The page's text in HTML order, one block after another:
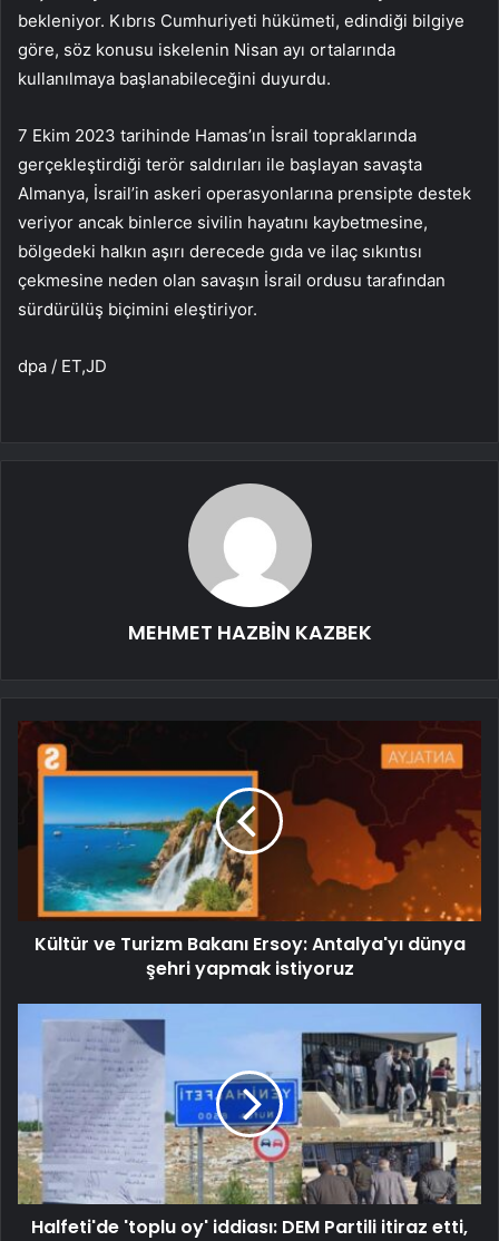
bekleniyor. Kıbrıs Cumhuriyeti hükümeti, edindiği bilgiye
göre, söz konusu iskelenin Nisan ayı ortalarında
kullanılmaya başlanabileceğini duyurdu.
7 Ekim 2023 tarihinde Hamas’ın İsrail topraklarında
gerçekleştirdiği terör saldırıları ile başlayan savaşta
Almanya, İsrail’in askeri operasyonlarına prensipte destek
veriyor ancak binlerce sivilin hayatını kaybetmesine,
bölgedeki halkın aşırı derecede gıda ve ilaç sıkıntısı
çekmesine neden olan savaşın İsrail ordusu tarafından
sürdürülüş biçimini eleştiriyor.
dpa / ET,JD
MEHMET HAZBİN KAZBEK
Kültür ve Turizm Bakanı Ersoy: Antalya'yı dünya
şehri yapmak istiyoruz
Halfeti'de 'toplu oy' iddiası: DEM Partili itiraz etti,